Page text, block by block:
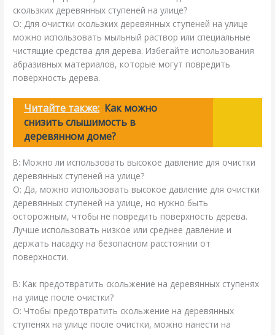
скользких деревянных ступеней на улице?
О: Для очистки скользких деревянных ступеней на улице
можно использовать мыльный раствор или специальные
чистящие средства для дерева. Избегайте использования
абразивных материалов, которые могут повредить
поверхность дерева.
Читайте также: Как можно
снизить слышимость в
деревянном доме?
В: Можно ли использовать высокое давление для очистки
деревянных ступеней на улице?
О: Да, можно использовать высокое давление для очистки
деревянных ступеней на улице, но нужно быть
осторожным, чтобы не повредить поверхность дерева.
Лучше использовать низкое или среднее давление и
держать насадку на безопасном расстоянии от
поверхности.
В: Как предотвратить скольжение на деревянных ступенях
на улице после очистки?
О: Чтобы предотвратить скольжение на деревянных
ступенях на улице после очистки, можно нанести на